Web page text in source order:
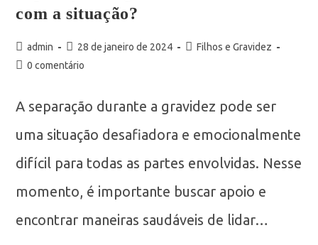
com a situação?
admin 28 de janeiro de 2024
Filhos e Gravidez
0 comentário
A separação durante a gravidez pode ser
uma situação desafiadora e emocionalmente
difícil para todas as partes envolvidas. Nesse
momento, é importante buscar apoio e
encontrar maneiras saudáveis de lidar…